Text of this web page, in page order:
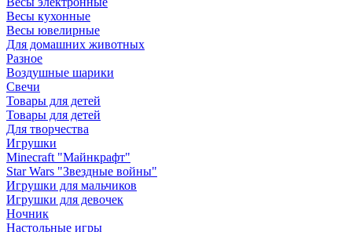
Весы кухонные
Весы ювелирные
Для домашних животных
Разное
Воздушные шарики
Свечи
Товары для детей
Товары для детей
Для творчества
Игрушки
Minecraft "Майнкрафт"
Star Wars "Звездные войны"
Игрушки для мальчиков
Игрушки для девочек
Ночник
Настольные игры